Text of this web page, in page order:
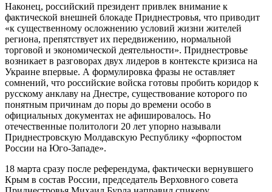
Наконец, российский президент привлек внимание к
фактической внешней блокаде Приднестровья, что приводит
«к существенному осложнению условий жизни жителей
региона, препятствует их передвижению, нормальной
торговой и экономической деятельности». Приднестровье
возникает в разговорах двух лидеров в контексте кризиса на
Украине впервые. А формулировка фразы не оставляет
сомнений, что российские войска готовы пробить коридор к
русскому анклаву на Днестре, существование которого по
понятным причинам до поры до времени особо в
официальных документах не афишировалось. Но
отечественные политологи 20 лет упорно называли
Приднестровскую Молдавскую Республику «форпостом
России на Юго-Западе».
18 марта сразу после референдума, фактически вернувшего
Крым в состав России, председатель Верховного совета